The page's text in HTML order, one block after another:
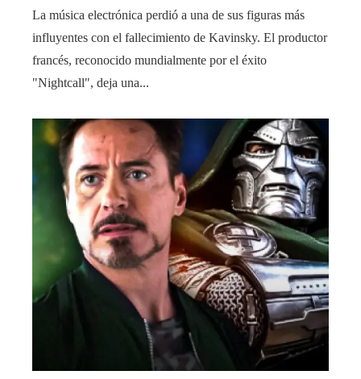
La música electrónica perdió a una de sus figuras más
influyentes con el fallecimiento de Kavinsky. El productor
francés, reconocido mundialmente por el éxito
"Nightcall", deja una...